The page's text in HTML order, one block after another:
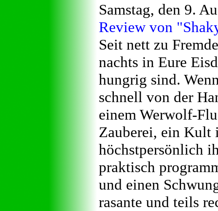
Samstag, den 9.
Review von
Seit nett zu
nachts in Eure
hungrig sind.
schnell von der
einem Werwolf-
Zauberei, ein Kult
höchstpersönlich
praktisch
und einen
rasante und teils